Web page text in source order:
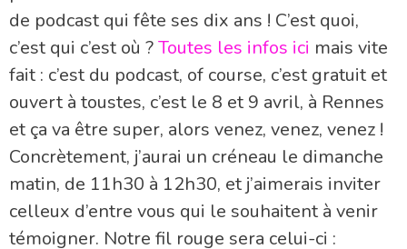
de podcast qui fête ses dix ans ! C’est quoi,
c’est qui c’est où ?Toutes les infos ici mais vite
fait : c’est du podcast, of course, c’est gratuit et
ouvert à toustes, c’est le 8 et 9 avril, à Rennes
et ça va être super, alors venez, venez, venez !
Concrètement, j’aurai un créneau le dimanche
matin, de 11h30 à 12h30, et j’aimerais inviter
celleux d’entre vous qui le souhaitent à venir
témoigner. Notre fil rouge sera celui-ci :